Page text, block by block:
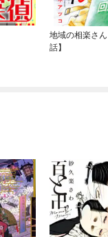
地域の相楽さ
話】